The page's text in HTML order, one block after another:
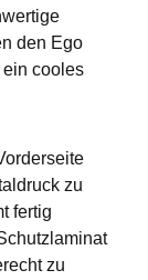
den Ego
ein cooles
zu
fertig
zu